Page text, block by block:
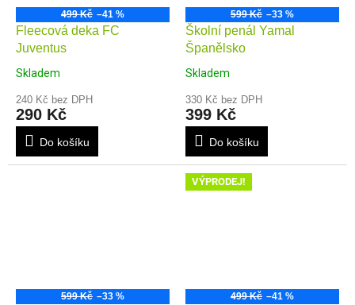
499 Kč –41 %
Fleecová deka FC
Juventus
Skladem
240 Kč bez DPH
290 Kč
Do košíku
599 Kč –33 %
Školní penál Yamal
Španělsko
Skladem
330 Kč bez DPH
399 Kč
Do košíku
599 Kč –33 %
VÝPRODEJ!
499 Kč –41 %